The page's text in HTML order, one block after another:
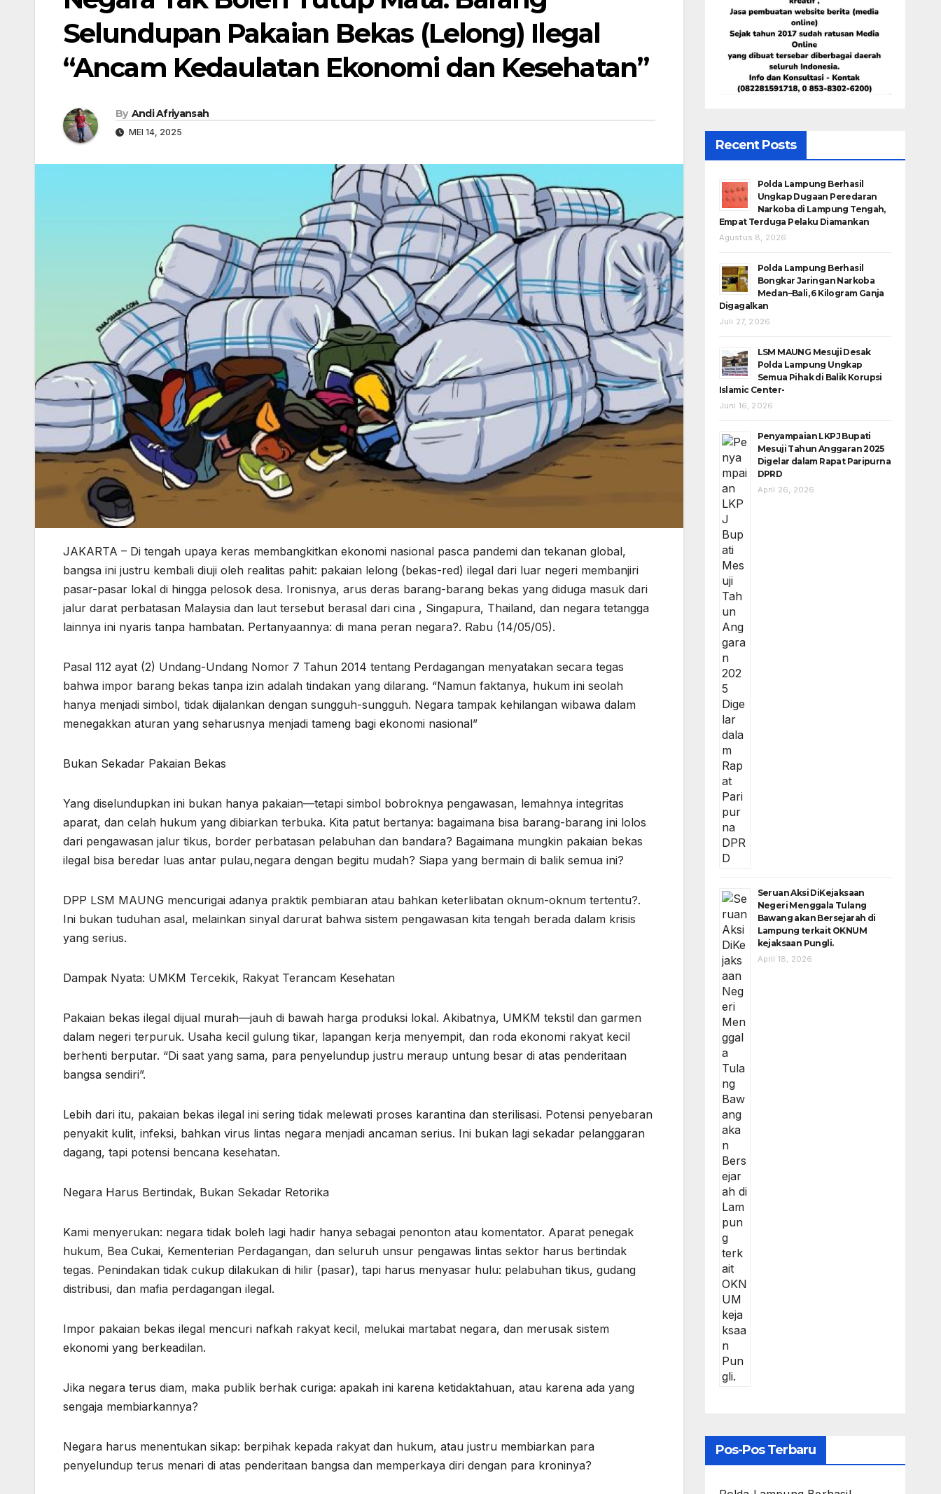
Selundupan Pakaian Bekas (Lelong) Ilegal
“Ancam Kedaulatan Ekonomi dan Kesehatan”
By Andi Afriyansah
MEI 14, 2025
JAKARTA – Di tengah upaya keras membangkitkan ekonomi nasional pasca pandemi dan tekanan global,
bangsa ini justru kembali diuji oleh realitas pahit: pakaian lelong (bekas-red) ilegal dari luar negeri membanjiri
pasar-pasar lokal di hingga pelosok desa. Ironisnya, arus deras barang-barang bekas yang diduga masuk dari
jalur darat perbatasan Malaysia dan laut tersebut berasal dari cina , Singapura, Thailand, dan negara tetangga
lainnya ini nyaris tanpa hambatan. Pertanyaannya: di mana peran negara?. Rabu (14/05/05).
Pasal 112 ayat (2) Undang-Undang Nomor 7 Tahun 2014 tentang Perdagangan menyatakan secara tegas
bahwa impor barang bekas tanpa izin adalah tindakan yang dilarang. “Namun faktanya, hukum ini seolah
hanya menjadi simbol, tidak dijalankan dengan sungguh-sungguh. Negara tampak kehilangan wibawa dalam
menegakkan aturan yang seharusnya menjadi tameng bagi ekonomi nasional”
Bukan Sekadar Pakaian Bekas
Yang diselundupkan ini bukan hanya pakaian—tetapi simbol bobroknya pengawasan, lemahnya integritas
aparat, dan celah hukum yang dibiarkan terbuka. Kita patut bertanya: bagaimana bisa barang-barang ini lolos
dari pengawasan jalur tikus, border perbatasan pelabuhan dan bandara? Bagaimana mungkin pakaian bekas
ilegal bisa beredar luas antar pulau,negara dengan begitu mudah? Siapa yang bermain di balik semua ini?
DPP LSM MAUNG mencurigai adanya praktik pembiaran atau bahkan keterlibatan oknum-oknum tertentu?.
Ini bukan tuduhan asal, melainkan sinyal darurat bahwa sistem pengawasan kita tengah berada dalam krisis
yang serius.
Dampak Nyata: UMKM Tercekik, Rakyat Terancam Kesehatan
Pakaian bekas ilegal dijual murah—jauh di bawah harga produksi lokal. Akibatnya, UMKM tekstil dan garmen
dalam negeri terpuruk. Usaha kecil gulung tikar, lapangan kerja menyempit, dan roda ekonomi rakyat kecil
berhenti berputar. “Di saat yang sama, para penyelundup justru meraup untung besar di atas penderitaan
bangsa sendiri”.
Lebih dari itu, pakaian bekas ilegal ini sering tidak melewati proses karantina dan sterilisasi. Potensi penyebaran
penyakit kulit, infeksi, bahkan virus lintas negara menjadi ancaman serius. Ini bukan lagi sekadar pelanggaran
dagang, tapi potensi bencana kesehatan.
Negara Harus Bertindak, Bukan Sekadar Retorika
Kami menyerukan: negara tidak boleh lagi hadir hanya sebagai penonton atau komentator. Aparat penegak
hukum, Bea Cukai, Kementerian Perdagangan, dan seluruh unsur pengawas lintas sektor harus bertindak
tegas. Penindakan tidak cukup dilakukan di hilir (pasar), tapi harus menyasar hulu: pelabuhan tikus, gudang
distribusi, dan mafia perdagangan ilegal.
Impor pakaian bekas ilegal mencuri nafkah rakyat kecil, melukai martabat negara, dan merusak sistem
ekonomi yang berkeadilan.
Jika negara terus diam, maka publik berhak curiga: apakah ini karena ketidaktahuan, atau karena ada yang
sengaja membiarkannya?
Negara harus menentukan sikap: berpihak kepada rakyat dan hukum, atau justru membiarkan para
penyelundup terus menari di atas penderitaan bangsa dan memperkaya diri dengan para kroninya?
Recent Posts
Polda Lampung Berhasil
Ungkap Dugaan Peredaran
Narkoba di Lampung Tengah,
Empat Terduga Pelaku Diamankan
Agustus 8, 2026
Polda Lampung Berhasil
Bongkar Jaringan Narkoba
Medan–Bali, 6 Kilogram Ganja
Digagalkan
Juli 27, 2026
LSM MAUNG Mesuji Desak
Polda Lampung Ungkap
Semua Pihak di Balik Korupsi
Islamic Center-
Juni 16, 2026
Penyampaian LKPJ Bupati
Mesuji Tahun Anggaran 2025
Digelar dalam Rapat Paripurna
DPRD
April 26, 2026
Seruan Aksi DiKejaksaan
Negeri Menggala Tulang
Bawang akan Bersejarah di
Lampung terkait OKNUM
kejaksaan Pungli.
April 18, 2026
Pos-Pos Terbaru